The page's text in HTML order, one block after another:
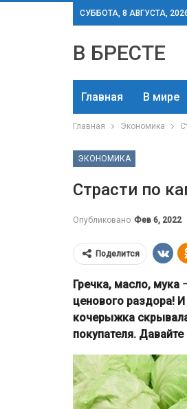
СУББОТА, 8 АВГУСТА,
В БРЕСТЕ
Главная В мире
Главная Экономика
ЭКОНОМИКА
Страсти по
Опубликовано Фев 6, 2022
Поделится
Гречка, масло, мука
ценового раздора!
кочерыжка
покупателя.